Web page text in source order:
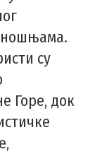
ношњама.
су
Горе, док